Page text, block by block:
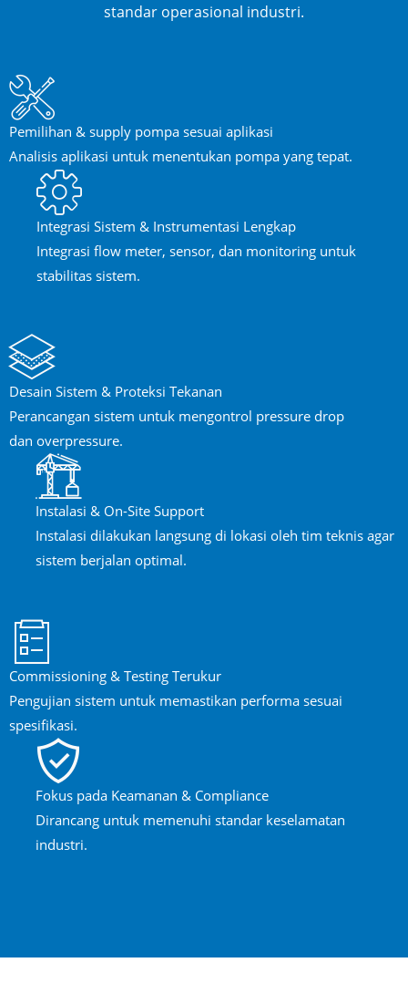
standar operasional industri.
Pemilihan & supply pompa sesuai aplikasi
Analisis aplikasi untuk menentukan pompa yang tepat.
Integrasi Sistem & Instrumentasi Lengkap
Integrasi flow meter, sensor, dan monitoring untuk
stabilitas sistem.
Desain Sistem & Proteksi Tekanan
Perancangan sistem untuk mengontrol pressure drop
dan overpressure.
Instalasi & On-Site Support
Instalasi dilakukan langsung di lokasi oleh tim teknis agar
sistem berjalan optimal.
Commissioning & Testing Terukur
Pengujian sistem untuk memastikan performa sesuai
spesifikasi.
Fokus pada Keamanan & Compliance
Dirancang untuk memenuhi standar keselamatan
industri.